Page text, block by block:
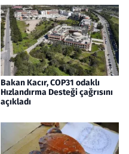
Bakan Kacır, COP31 odaklı
Hızlandırma Desteği çağrısını
açıkladı